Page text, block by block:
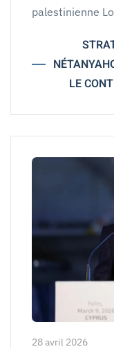
palestinienne
LE
28 avril 2026